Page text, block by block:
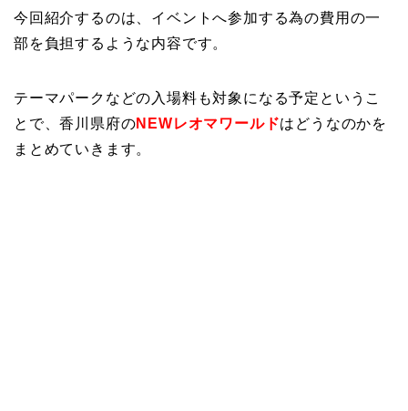
今回紹介するのは、イベントへ参加する為の費用の一
部を負担するような内容です。
テーマパークなどの入場料も対象になる予定というこ
とで、香川県府のNEWレオマワールドはどうなのかを
まとめていきます。